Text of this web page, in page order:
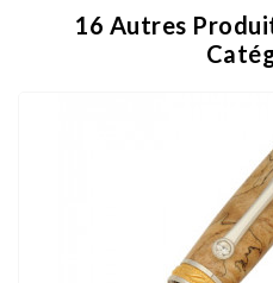
16 Autres